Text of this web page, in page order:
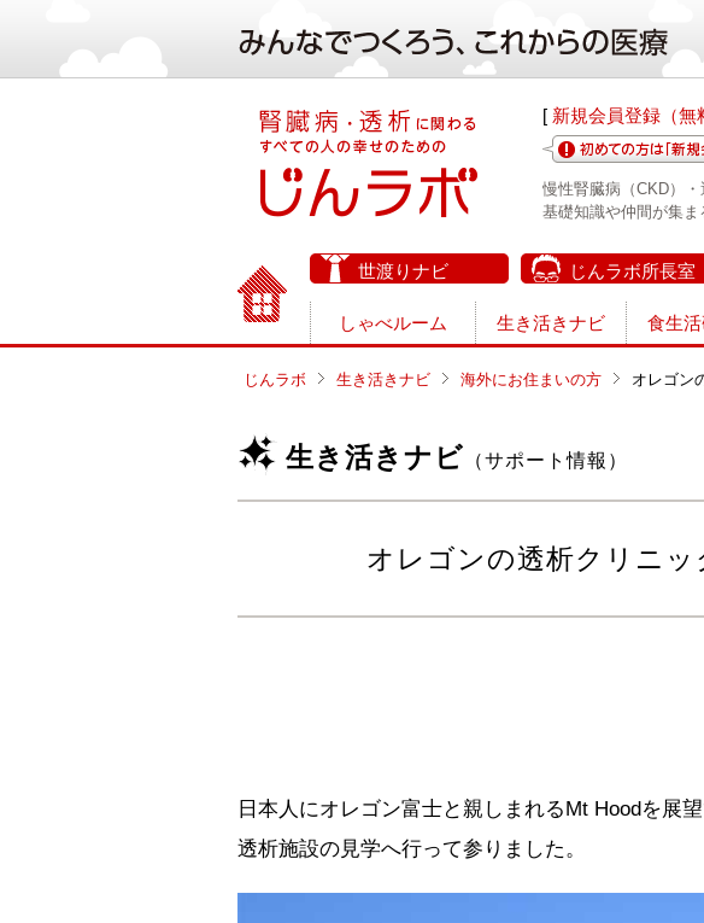
[ 新規会員登録（無
慢性腎臓病（CKD）
基礎知識や仲間が集ま
世渡りナビ じんラボ所長室
しゃべルーム 生き活きナビ 食生
じんラボ 生き活きナビ 海外にお住まいの方 オレゴン
生き活きナビ （サポート情報）
オレゴンの透析クリニッ
日本人にオレゴン富士と親しまれるMt Hoodを展
透析施設の見学へ行って参りました。